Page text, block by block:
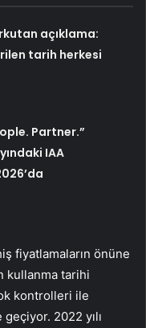
açıklama:
tarih herkesi
Partner.”
IAA
fiyatlamaların önüne
kullanma tarihi
kontrolleri ile
2022 yılı